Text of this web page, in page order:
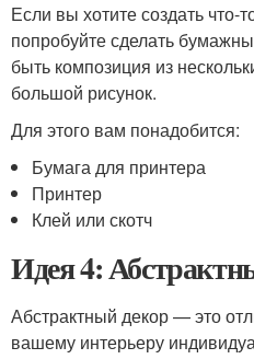
Если вы хотите создать что-
попробуйте сделать
быть композиция из
большой рисунок.
Для этого вам понадобится:
Бумага для принтера
Принтер
Клей или скотч
Идея 4:
Абстрактный декор — это
вашему интерьеру